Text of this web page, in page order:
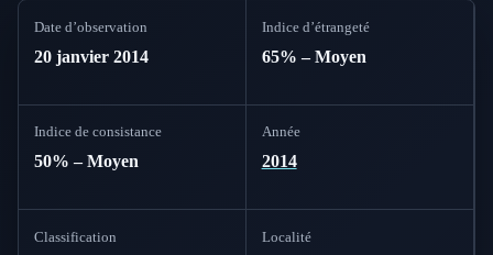
Date d’observation
20 janvier 2014
Indice d’étrangeté
65% – Moyen
Indice de consistance
50% – Moyen
Année
2014
Classification Localité